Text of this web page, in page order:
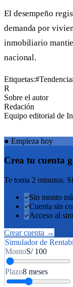
El desempeño
demanda por
inmobiliario
nacional.
Etiquetas:#Tendencia
R
Sobre el autor
Redación
Equipo editorial de
● Empieza hoy
Crea tu cuenta
Te toma 2 minutos.
Sin monto
Cuenta sin
Acceso al
Crear cuenta →
Simulador de
MontoS/ 100
Plazo8 meses